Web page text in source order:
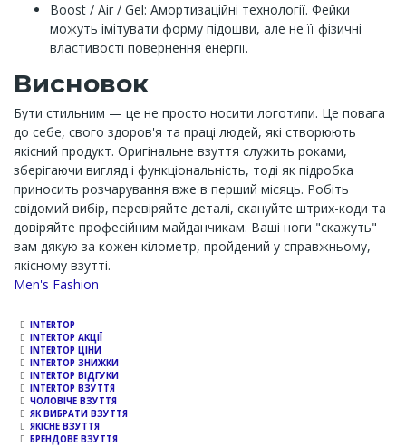
Boost / Air / Gel: Амортизаційні технології. Фейки
можуть імітувати форму підошви, але не її фізичні
властивості повернення енергії.
Висновок
Бути стильним — це не просто носити логотипи. Це повага
до себе, свого здоров'я та праці людей, які створюють
якісний продукт. Оригінальне взуття служить роками,
зберігаючи вигляд і функціональність, тоді як підробка
приносить розчарування вже в перший місяць. Робіть
свідомий вибір, перевіряйте деталі, скануйте штрих-коди та
довіряйте професійним майданчикам. Ваші ноги "скажуть"
вам дякую за кожен кілометр, пройдений у справжньому,
якісному взутті.
Channel
Men's Fashion
INTERTOP
INTERTOP АКЦІЇ
INTERTOP ЦІНИ
INTERTOP ЗНИЖКИ
INTERTOP ВІДГУКИ
INTERTOP ВЗУТТЯ
ЧОЛОВІЧЕ ВЗУТТЯ
ЯК ВИБРАТИ ВЗУТТЯ
ЯКІСНЕ ВЗУТТЯ
БРЕНДОВЕ ВЗУТТЯ